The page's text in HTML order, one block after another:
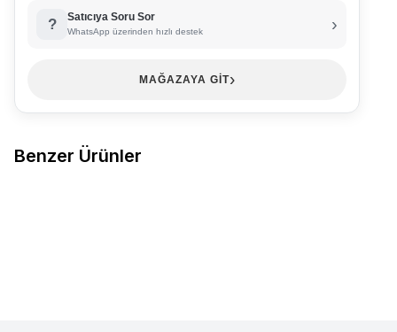
? Satıcıya Soru Sor
WhatsApp üzerinden hızlı destek ›
MAĞAZAYA GİT›
Benzer Ürünler